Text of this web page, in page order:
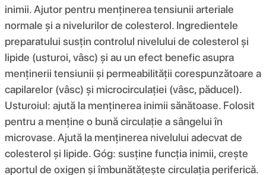
inimii. Ajutor pentru menținerea tensiunii arteriale
normale și a nivelurilor de colesterol. Ingredientele
preparatului susțin controlul nivelului de colesterol și
lipide (usturoi, vâsc) și au un efect benefic asupra
menținerii tensiunii și permeabilității corespunzătoare a
capilarelor (vâsc) și microcirculației (vâsc, păducel).
Usturoiul: ajută la menținerea inimii sănătoase. Folosit
pentru a menține o bună circulație a sângelui în
microvase. Ajută la menținerea nivelului adecvat de
colesterol și lipide. Góg: susține funcția inimii, crește
aportul de oxigen și îmbunătățește circulația periferică.